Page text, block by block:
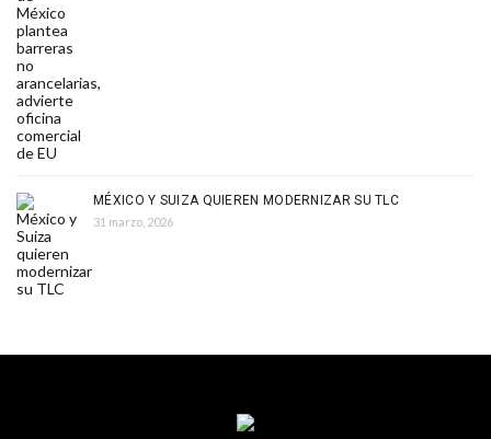
MÉXICO Y SUIZA QUIEREN MODERNIZAR SU TLC
31 marzo, 2026